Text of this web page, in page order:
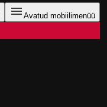
Avatud mobiilimenüü